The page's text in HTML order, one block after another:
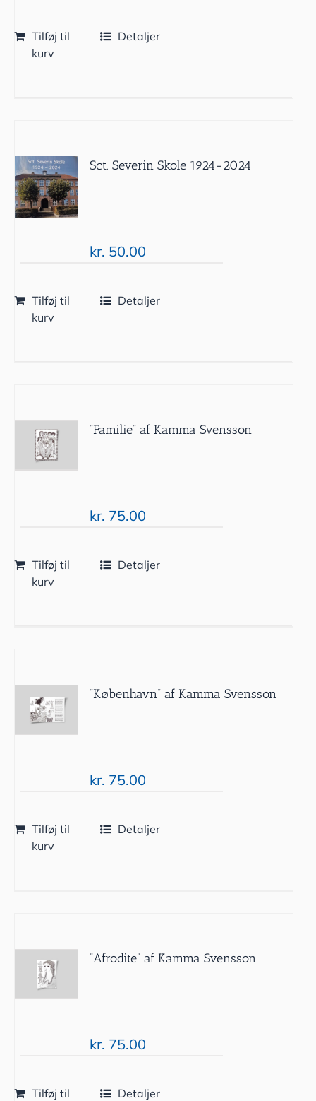
Tilføj til
kurv
Detaljer
Sct. Severin Skole 1924-2024
kr. 50.00
Tilføj til
kurv
Detaljer
”Familie” af Kamma Svensson
kr. 75.00
Tilføj til
kurv
Detaljer
”København” af Kamma Svensson
kr. 75.00
Tilføj til
kurv
Detaljer
”Afrodite” af Kamma Svensson
kr. 75.00
Tilføj til
Detaljer